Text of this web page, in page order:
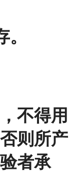
不得用
则所产
者承